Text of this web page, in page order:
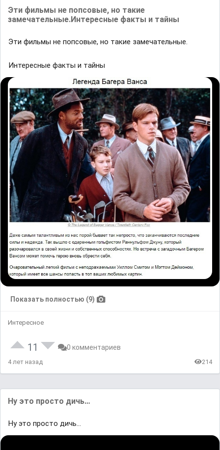
Эти фильмы не попсовые, но такие
замечательные.Интересные факты и тайны
Эти фильмы не попсовые, но такие замечательные.
Интересные факты и тайны
Показать полностью (9)
Интересное
11 0 комментариев
4 лет назад 214
Ну это просто дичь…
Ну это просто дичь…